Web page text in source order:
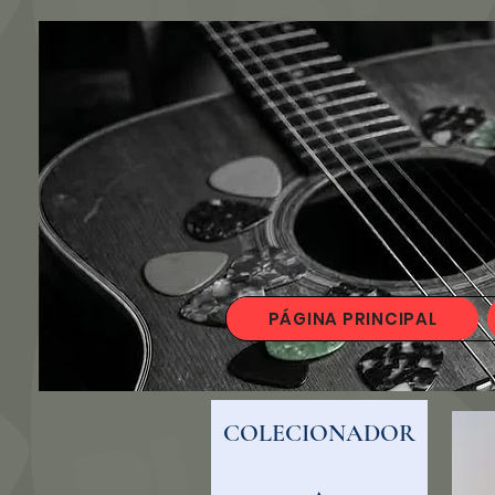
PÁGINA PRINCIPAL
COLECIONADOR